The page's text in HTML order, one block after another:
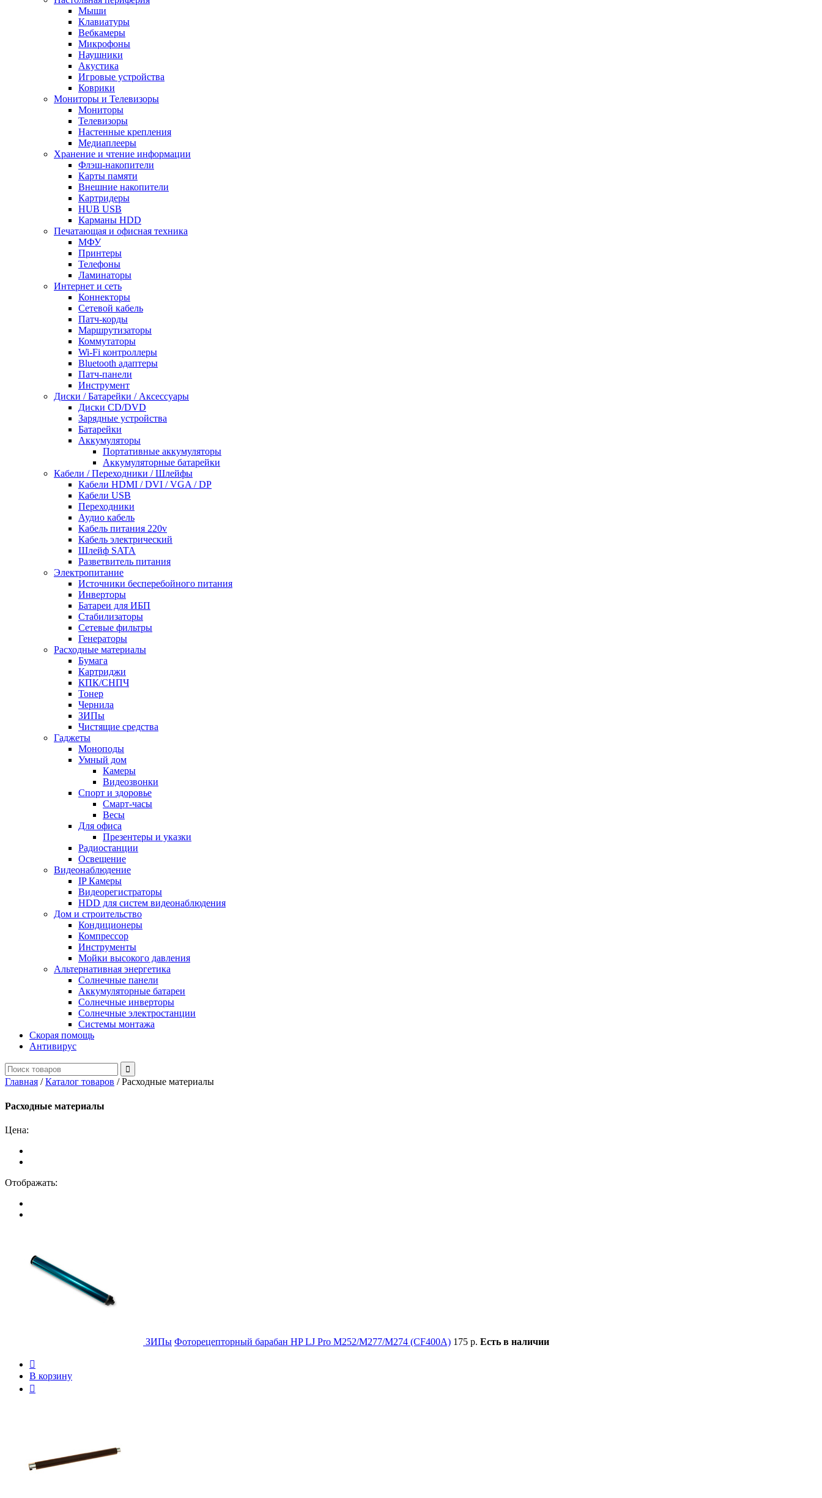
Мыши
Клавиатуры
Вебкамеры
Микрофоны
Наушники
Акустика
Игровые устройства
Коврики
Мониторы и Телевизоры
Мониторы
Телевизоры
Настенные крепления
Медиаплееры
Хранение и чтение информации
Флэш-накопители
Карты памяти
Внешние накопители
Картридеры
HUB USB
Карманы HDD
Печатающая и офисная техника
МФУ
Принтеры
Телефоны
Ламинаторы
Интернет и сеть
Коннекторы
Сетевой кабель
Патч-корды
Маршрутизаторы
Коммутаторы
Wi-Fi контроллеры
Bluetooth адаптеры
Патч-панели
Инструмент
Диски / Батарейки / Аксессуары
Диски CD/DVD
Зарядные устройства
Батарейки
Аккумуляторы
Портативные аккумуляторы
Аккумуляторные батарейки
Кабели / Переходники / Шлейфы
Кабели HDMI / DVI / VGA / DP
Кабели USB
Переходники
Аудио кабель
Кабель питания 220v
Кабель электрический
Шлейф SATA
Разветвитель питания
Электропитание
Источники бесперебойного питания
Инверторы
Батареи для ИБП
Стабилизаторы
Сетевые фильтры
Генераторы
Расходные материалы
Бумага
Картриджи
КПК/СНПЧ
Тонер
Чернила
ЗИПы
Чистящие средства
Гаджеты
Моноподы
Умный дом
Камеры
Видеозвонки
Спорт и здоровье
Смарт-часы
Весы
Для офиса
Презентеры и указки
Радиостанции
Освещение
Видеонаблюдение
IP Камеры
Видеорегистраторы
HDD для систем видеонаблюдения
Дом и строительство
Кондиционеры
Компрессор
Инструменты
Мойки высокого давления
Альтернативная энергетика
Солнечные панели
Аккумуляторные батареи
Солнечные инверторы
Солнечные электростанции
Системы монтажа
Скорая помощь
Антивирус
Главная /Каталог товаров /Расходные материалы
Расходные материалы
Цена:
Отображать:
ЗИПы Фоторецепторный барабан HP LJ Pro M252/M277/M274 (CF400A) 175 р. Есть в наличии

В корзину
